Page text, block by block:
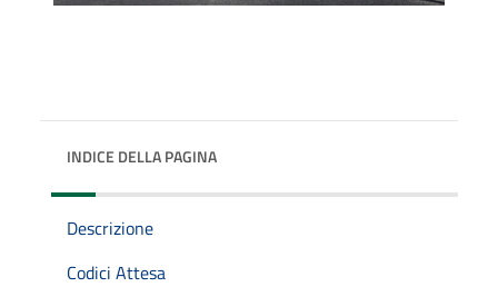
INDICE DELLA PAGINA
Descrizione
Codici Attesa